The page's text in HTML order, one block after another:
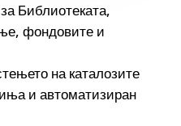
Библиотеката,
фондовите и
на каталозите
и автоматизиран